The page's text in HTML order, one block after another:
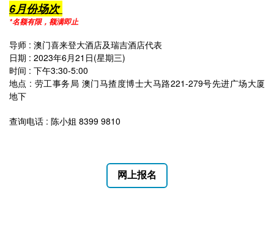
6月份场次
*名额有限，额满即止
导师 : 澳门喜来登大酒店及瑞吉酒店代表
日期 : 2023年6月21日(星期三)
时间 : 下午3:30-5:00
地点 : 劳工事务局 澳门马揸度博士大马路221-279号先进广场大厦
地下
查询电话 : 陈小姐 8399 9810
网上报名